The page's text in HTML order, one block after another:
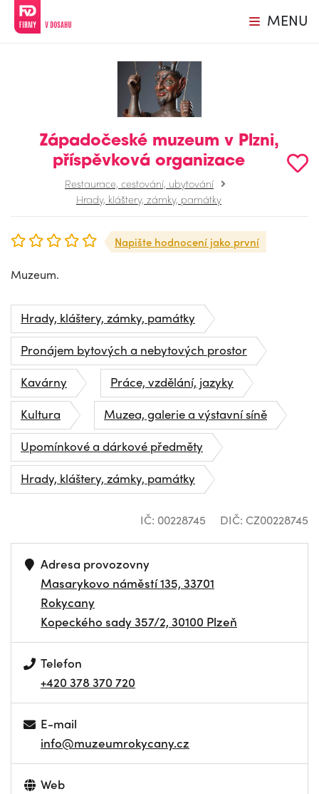
MENU
Západočeské muzeum v Plzni,
příspěvková organizace
Restaurace, cestování, ubytování
Hrady, kláštery, zámky, památky
Napište hodnocení jako první
Muzeum.
Hrady, kláštery, zámky, památky
Pronájem bytových a nebytových prostor
Kavárny
Práce, vzdělání, jazyky
Kultura
Muzea, galerie a výstavní síně
Upomínkové a dárkové předměty
Hrady, kláštery, zámky, památky
IČ: 00228745 DIČ: CZ00228745
Adresa provozovny
Masarykovo náměstí 135, 33701
Rokycany
Kopeckého sady 357/2, 30100 Plzeň
Telefon
+420 378 370 720
E-mail
info@muzeumrokycany.cz
Web